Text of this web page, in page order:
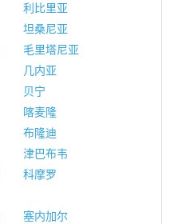
利比里亚
坦桑尼亚
毛里塔尼亚
几内亚
贝宁
喀麦隆
布隆迪
津巴布韦
科摩罗
塞内加尔